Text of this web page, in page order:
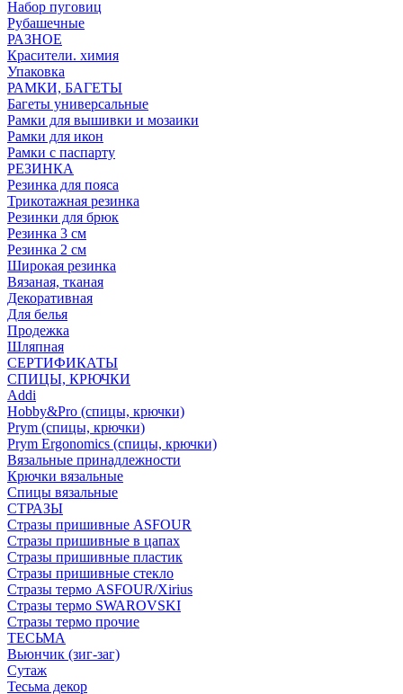
Набор пуговиц
Рубашечные
РАЗНОЕ
Красители. химия
Упаковка
РАМКИ, БАГЕТЫ
Багеты универсальные
Рамки для вышивки и мозаики
Рамки для икон
Рамки с паспарту
РЕЗИНКА
Резинка для пояса
Трикотажная резинка
Резинки для брюк
Резинка 3 см
Резинка 2 см
Широкая резинка
Вязаная, тканая
Декоративная
Для белья
Продежка
Шляпная
СЕРТИФИКАТЫ
СПИЦЫ, КРЮЧКИ
Addi
Hobby&Pro (спицы, крючки)
Prym (спицы, крючки)
Prym Ergonomics (спицы, крючки)
Вязальные принадлежности
Крючки вязальные
Спицы вязальные
СТРАЗЫ
Стразы пришивные ASFOUR
Стразы пришивные в цапах
Стразы пришивные пластик
Стразы пришивные стекло
Стразы термо ASFOUR/Xirius
Стразы термо SWAROVSKI
Стразы термо прочие
ТЕСЬМА
Вьюнчик (зиг-заг)
Сутаж
Тесьма декор